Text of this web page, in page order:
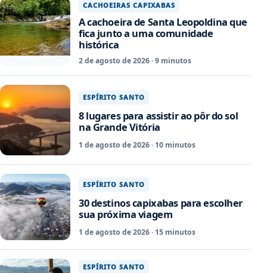
CACHOEIRAS CAPIXABAS
A cachoeira de Santa Leopoldina que
fica junto a uma comunidade
histórica
2 de agosto de 2026 · 9 minutos
ESPÍRITO SANTO
8 lugares para assistir ao pôr do sol
na Grande Vitória
1 de agosto de 2026 · 10 minutos
ESPÍRITO SANTO
30 destinos capixabas para escolher
sua próxima viagem
1 de agosto de 2026 · 15 minutos
ESPÍRITO SANTO